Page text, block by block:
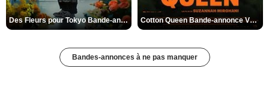
Des Fleurs pour Tokyo Bande-annonce VO STFR Cotton Queen Bande-annonce VO STFR
Bandes-annonces à ne pas manquer